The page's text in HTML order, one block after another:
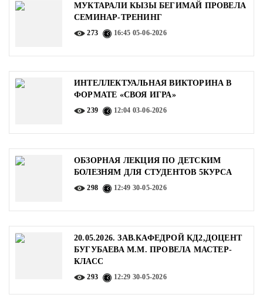
МУКТАРАЛИ КЫЗЫ БЕГИМАЙ ПРОВЕЛА
СЕМИНАР-ТРЕНИНГ
273 16:45 05-06-2026
ИНТЕЛЛЕКТУАЛЬНАЯ ВИКТОРИНА В
ФОРМАТЕ «СВОЯ ИГРА»
239 12:04 03-06-2026
ОБЗОРНАЯ ЛЕКЦИЯ ПО ДЕТСКИМ
БОЛЕЗНЯМ ДЛЯ СТУДЕНТОВ 5КУРСА
298 12:49 30-05-2026
20.05.2026. ЗАВ.КАФЕДРОЙ КД2,ДОЦЕНТ
БУГУБАЕВА М.М. ПРОВЕЛА МАСТЕР-
КЛАСС
293 12:29 30-05-2026